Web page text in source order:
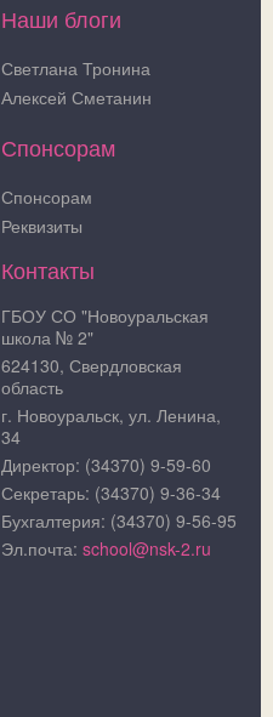
Наши блоги
Светлана Тронина
Алексей Сметанин
Спонсорам
Спонсорам
Реквизиты
Контакты
ГБОУ СО "Новоуральская
школа № 2"
624130, Свердловская
область
г. Новоуральск, ул. Ленина,
34
Директор: (34370) 9-59-60
Секретарь: (34370) 9-36-34
Бухгалтерия: (34370) 9-56-95
Эл.почта: school@nsk-2.ru